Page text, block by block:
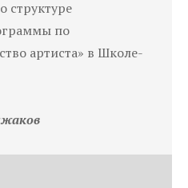
структуре
по
артиста» в Школе-